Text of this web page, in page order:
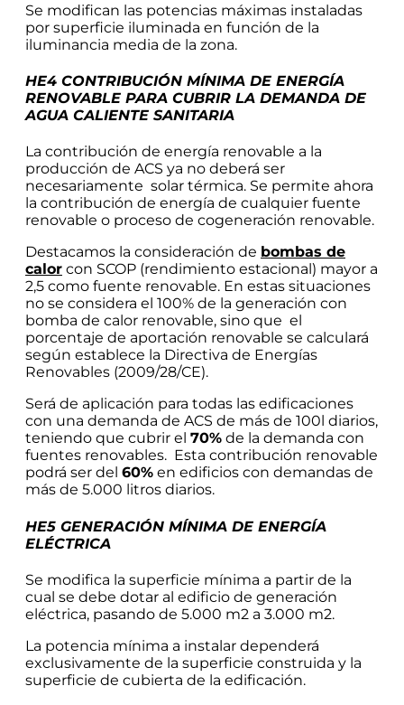
Se modifican las potencias máximas instaladas
por superficie iluminada en función de la
iluminancia media de la zona.
HE4 CONTRIBUCIÓN MÍNIMA DE ENERGÍA
RENOVABLE PARA CUBRIR LA DEMANDA DE
AGUA CALIENTE SANITARIA
La contribución de energía renovable a la
producción de ACS ya no deberá ser
necesariamente solar térmica. Se permite ahora
la contribución de energía de cualquier fuente
renovable o proceso de cogeneración renovable.
Destacamos la consideración de bombas de
calor con SCOP (rendimiento estacional) mayor a
2,5 como fuente renovable. En estas situaciones
no se considera el 100% de la generación con
bomba de calor renovable, sino que el
porcentaje de aportación renovable se calculará
según establece la Directiva de Energías
Renovables (2009/28/CE).
Será de aplicación para todas las edificaciones
con una demanda de ACS de más de 100l diarios,
teniendo que cubrir el 70% de la demanda con
fuentes renovables. Esta contribución renovable
podrá ser del 60% en edificios con demandas de
más de 5.000 litros diarios.
HE5 GENERACIÓN MÍNIMA DE ENERGÍA
ELÉCTRICA
Se modifica la superficie mínima a partir de la
cual se debe dotar al edificio de generación
eléctrica, pasando de 5.000 m2 a 3.000 m2.
La potencia mínima a instalar dependerá
exclusivamente de la superficie construida y la
superficie de cubierta de la edificación.